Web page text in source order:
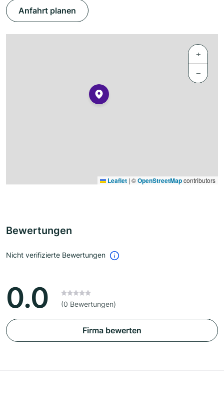
Anfahrt planen
+
−
Leaflet | ©OpenStreetMapcontributors
Bewertungen
Nicht verifizierte Bewertungen
0.0 (0 Bewertungen)
Firma bewerten